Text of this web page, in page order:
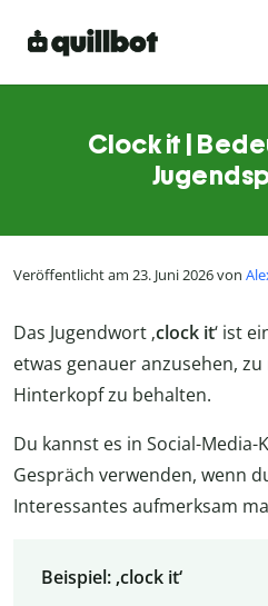
Clock it |
Veröffentlicht am 23. Juni 2026 von
Das Jugendwort ‚clock it‘ ist
etwas genauer anzusehen,
Hinterkopf zu behalten.
Du kannst es in Social-
Gespräch verwenden, wenn
Interessantes aufmerksam
Beispiel: ‚clock it‘